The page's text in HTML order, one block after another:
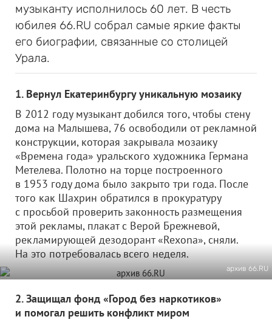
музыканту исполнилось 60 лет. В честь
юбилея 66.RU собрал самые яркие факты
его биографии, связанные со столицей
Урала.
1. Вернул Екатеринбургу уникальную мозаику
В 2012 году музыкант добился того, чтобы стену
дома на Малышева, 76 освободили от рекламной
конструкции, которая закрывала мозаику
«Времена года» уральского художника Германа
Метелева. Полотно на торце построенного
в 1953 году дома было закрыто три года. После
того как Шахрин обратился в прокуратуру
с просьбой проверить законность размещения
этой рекламы, плакат с Верой Брежневой,
рекламирующей дезодорант «Rexona», сняли.
На это потребовалась всего неделя.
архив 66.RU
2. Защищал фонд «Город без наркотиков»
и помогал решить конфликт миром